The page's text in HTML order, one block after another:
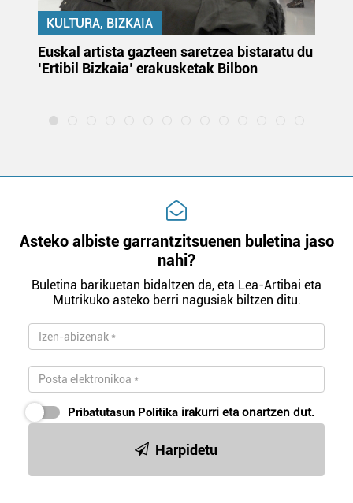
KULTURA, BIZKAIA
Euskal artista gazteen saretzea bistaratu du
‘Ertibil Bizkaia’ erakusketak Bilbon
Asteko albiste garrantzitsuenen buletina jaso
nahi?
Buletina barikuetan bidaltzen da, eta Lea-Artibai eta
Mutrikuko asteko berri nagusiak biltzen ditu.
Pribatutasun Politika irakurri eta onartzen dut.
Harpidetu